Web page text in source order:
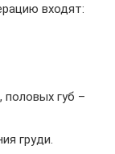
входят:
половых губ –
груди.